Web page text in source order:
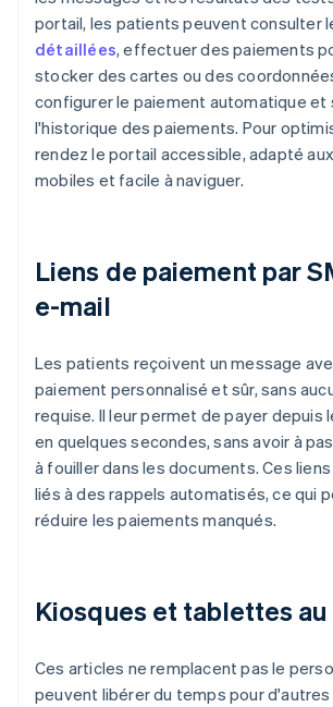
portail, les patients peuvent consulter
détaillées, effectuer des paiements
stocker des cartes ou des
configurer le paiement automatique et
l'historique des paiements. Pour
rendez le portail accessible, adapté
mobiles et facile à naviguer.
Liens de paiement par
e-mail
Les patients reçoivent un message
paiement personnalisé et sûr, sans
requise. Il leur permet de payer depuis
en quelques secondes, sans avoir à
à fouiller dans les documents. Ces
liés à des rappels automatisés, ce qui
réduire les paiements manqués.
Kiosques et tablettes au
Ces articles ne remplacent pas le
peuvent libérer du temps pour